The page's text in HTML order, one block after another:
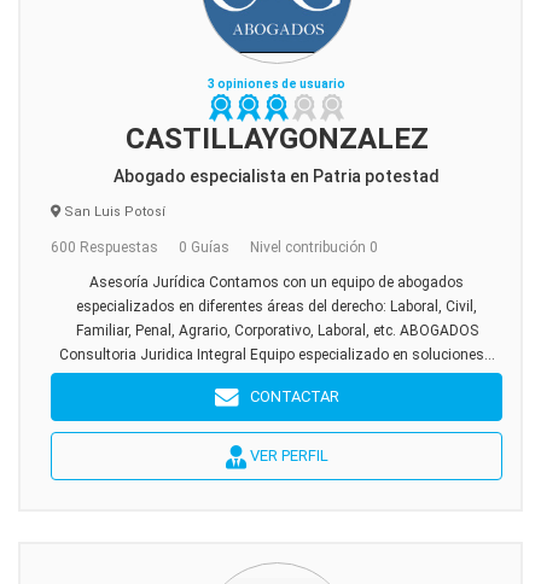
3 opiniones de usuario
CASTILLAYGONZALEZ
Abogado especialista en Patria potestad
San Luis Potosí
600 Respuestas 0 Guías Nivel contribución 0
Asesoría Jurídica Contamos con un equipo de abogados
especializados en diferentes áreas del derecho: Laboral, Civil,
Familiar, Penal, Agrario, Corporativo, Laboral, etc. ABOGADOS
Consultoria Juridica Integral Equipo especializado en soluciones...
CONTACTAR
VER PERFIL